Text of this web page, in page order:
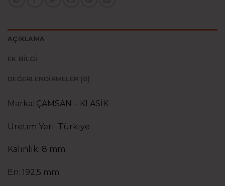
AÇIKLAMA
EK BILGI
DEĞERLENDIRMELER (0)
Marka: ÇAMSAN – KLASİK
Üretim Yeri: Türkiye
Kalınlık: 8 mm
En: 192,5 mm